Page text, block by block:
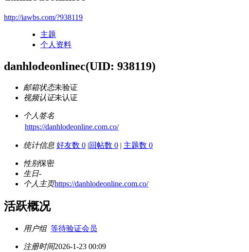
http://iawbs.com/?938119
主题
个人资料
danhlodeonlinec(UID: 938119)
邮箱状态未验证
视频认证未认证
个人签名
https://danhlodeonline.com.co/
统计信息 好友数 0 |回帖数 0 | 主题数 0
性别保密
生日-
个人主页https://danhlodeonline.com.co/
活跃概况
用户组 等待验证会员
注册时间2026-1-23 00:09